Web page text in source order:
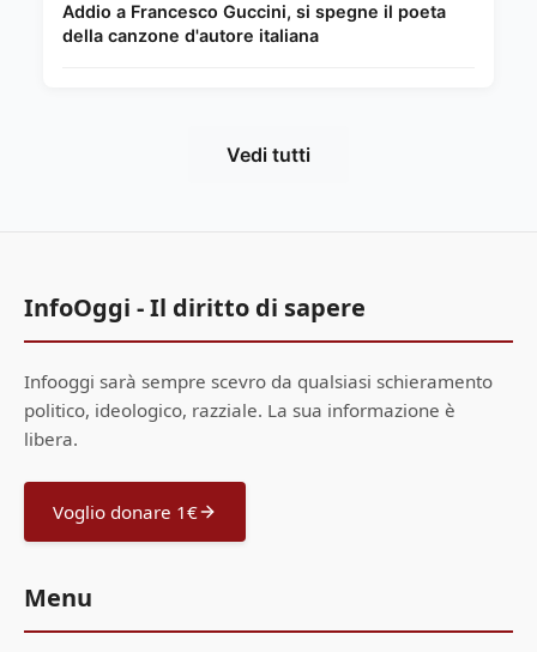
Addio a Francesco Guccini, si spegne il poeta
della canzone d'autore italiana
Vedi tutti
InfoOggi - Il diritto di sapere
Infooggi sarà sempre scevro da qualsiasi schieramento
politico, ideologico, razziale. La sua informazione è
libera.
Voglio donare 1€
Menu